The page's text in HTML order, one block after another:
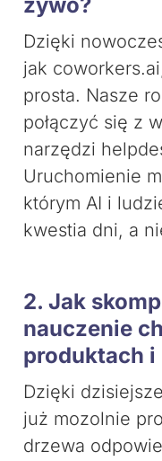
Dzięki
jak
prosta. Nasze
połączyć się z
narzędzi
Uruchomienie
którym AI i
kwestia dni, a
2. Jak
nauczenie
produktach i
Dzięki
już mozolnie
drzewa